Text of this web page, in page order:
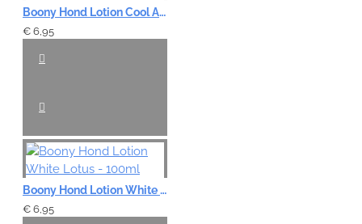
Boony Hond Lotion Cool Aqua - 100ml
€ 6,95
Boony Hond Lotion White Lotus - 100ml
€ 6,95